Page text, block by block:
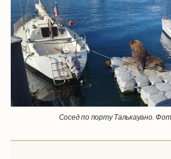
Сосед по порту Талькауано.